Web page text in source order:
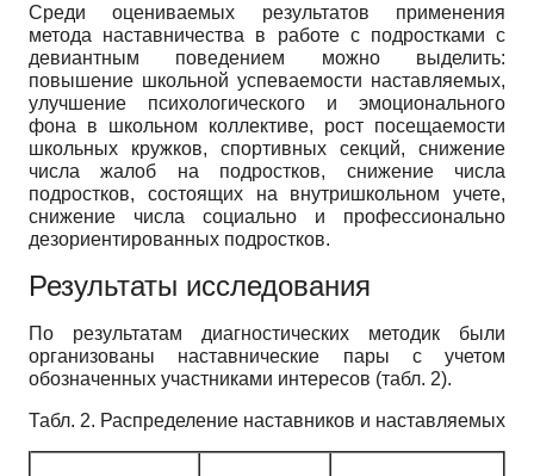
Среди оцениваемых результатов применения
метода наставничества в работе с подростками с
девиантным поведением можно выделить:
повышение школьной успеваемости наставляемых,
улучшение психологического и эмоционального
фона в школьном коллективе, рост посещаемости
школьных кружков, спортивных секций, снижение
числа жалоб на подростков, снижение числа
подростков, состоящих на внутришкольном учете,
снижение числа социально и профессионально
дезориентированных подростков.
Результаты исследования
По результатам диагностических методик были
организованы наставнические пары с учетом
обозначенных участниками интересов (табл. 2).
Табл. 2. Распределение наставников и наставляемых